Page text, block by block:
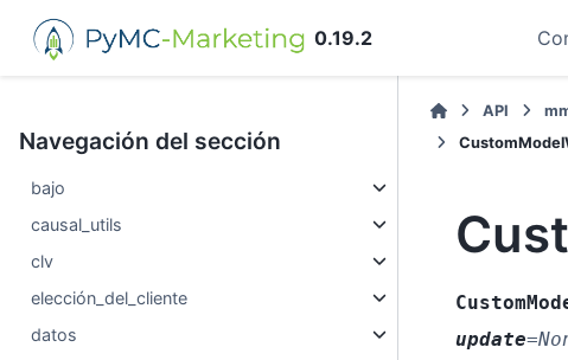
0.19.2
Navegación del sección
bajo
causal_utils
clv
elección_del_cliente
datos
API
update=